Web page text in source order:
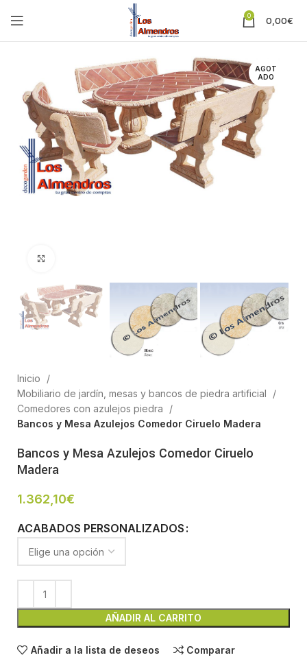
0 0,00€
AGOT
ADO
Inicio
Mobiliario de jardín, mesas y bancos de piedra artificial
Comedores con azulejos piedra
Bancos y Mesa Azulejos Comedor Ciruelo Madera
Bancos y Mesa Azulejos Comedor Ciruelo
Madera
1.362,10€
ACABADOS PERSONALIZADOS
AÑADIR AL CARRITO
Añadir a la lista de deseos Comparar